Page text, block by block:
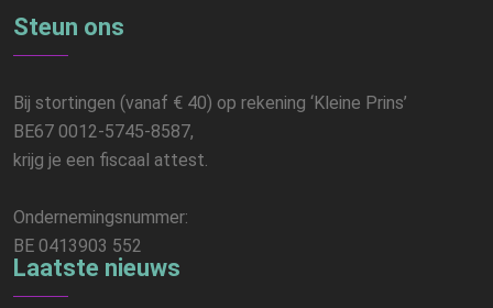
Steun ons
Bij stortingen (vanaf € 40) op rekening ‘Kleine Prins’
BE67 0012-5745-8587,
krijg je een fiscaal attest.
Ondernemingsnummer:
BE 0413903 552
Laatste nieuws